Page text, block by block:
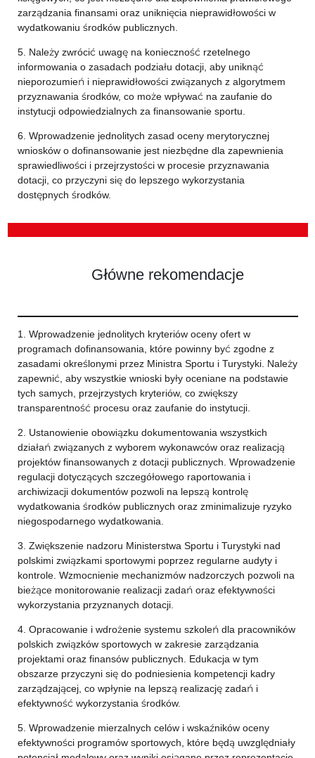
zarządzania finansami oraz uniknięcia nieprawidłowości w
wydatkowaniu środków publicznych.
5. Należy zwrócić uwagę na konieczność rzetelnego
informowania o zasadach podziału dotacji, aby uniknąć
nieporozumień i nieprawidłowości związanych z algorytmem
przyznawania środków, co może wpływać na zaufanie do
instytucji odpowiedzialnych za finansowanie sportu.
6. Wprowadzenie jednolitych zasad oceny merytorycznej
wniosków o dofinansowanie jest niezbędne dla zapewnienia
sprawiedliwości i przejrzystości w procesie przyznawania
dotacji, co przyczyni się do lepszego wykorzystania
dostępnych środków.
Główne rekomendacje
1. Wprowadzenie jednolitych kryteriów oceny ofert w
programach dofinansowania, które powinny być zgodne z
zasadami określonymi przez Ministra Sportu i Turystyki. Należy
zapewnić, aby wszystkie wnioski były oceniane na podstawie
tych samych, przejrzystych kryteriów, co zwiększy
transparentność procesu oraz zaufanie do instytucji.
2. Ustanowienie obowiązku dokumentowania wszystkich
działań związanych z wyborem wykonawców oraz realizacją
projektów finansowanych z dotacji publicznych. Wprowadzenie
regulacji dotyczących szczegółowego raportowania i
archiwizacji dokumentów pozwoli na lepszą kontrolę
wydatkowania środków publicznych oraz zminimalizuje ryzyko
niegospodarnego wydatkowania.
3. Zwiększenie nadzoru Ministerstwa Sportu i Turystyki nad
polskimi związkami sportowymi poprzez regularne audyty i
kontrole. Wzmocnienie mechanizmów nadzorczych pozwoli na
bieżące monitorowanie realizacji zadań oraz efektywności
wykorzystania przyznanych dotacji.
4. Opracowanie i wdrożenie systemu szkoleń dla pracowników
polskich związków sportowych w zakresie zarządzania
projektami oraz finansów publicznych. Edukacja w tym
obszarze przyczyni się do podniesienia kompetencji kadry
zarządzającej, co wpłynie na lepszą realizację zadań i
efektywność wykorzystania środków.
5. Wprowadzenie mierzalnych celów i wskaźników oceny
efektywności programów sportowych, które będą uwzględniały